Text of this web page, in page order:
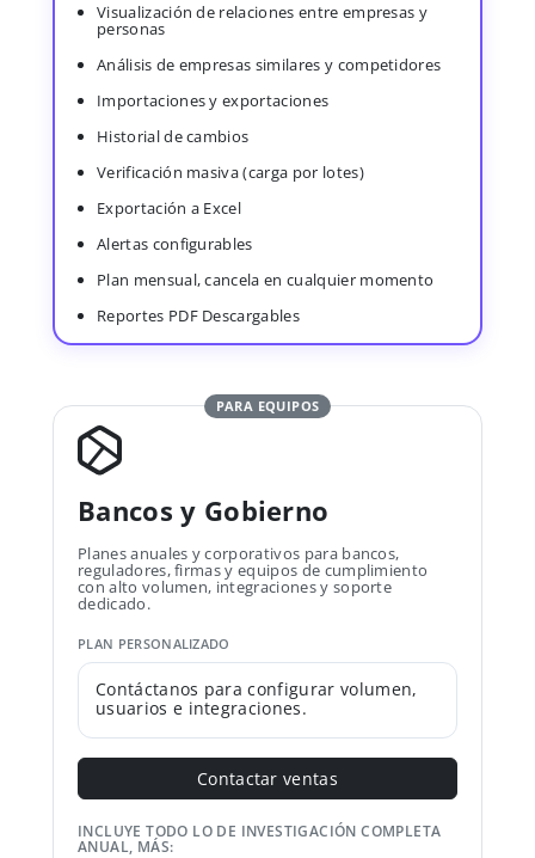
Visualización de relaciones entre empresas y
personas
Análisis de empresas similares y competidores
Importaciones y exportaciones
Historial de cambios
Verificación masiva (carga por lotes)
Exportación a Excel
Alertas configurables
Plan mensual, cancela en cualquier momento
Reportes PDF Descargables
PARA EQUIPOS
Bancos y Gobierno
Planes anuales y corporativos para bancos,
reguladores, firmas y equipos de cumplimiento
con alto volumen, integraciones y soporte
dedicado.
PLAN PERSONALIZADO
Contáctanos para configurar volumen,
usuarios e integraciones.
Contactar ventas
INCLUYE TODO LO DE INVESTIGACIÓN COMPLETA
ANUAL, MÁS: